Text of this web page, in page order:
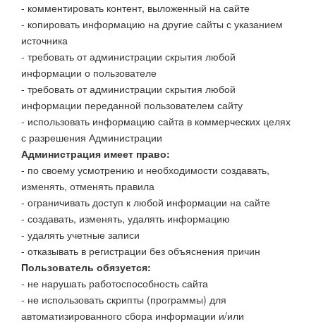
- комментировать контент, выложенный на сайте
- копировать информацию на другие сайты с указанием
источника
- требовать от администрации скрытия любой
информации о пользователе
- требовать от администрации скрытия любой
информации переданной пользователем сайту
- использовать информацию сайта в коммерческих целях
с разрешения Администрации
Администрация имеет право:
- по своему усмотрению и необходимости создавать,
изменять, отменять правила
- ограничивать доступ к любой информации на сайте
- создавать, изменять, удалять информацию
- удалять учетные записи
- отказывать в регистрации без объяснения причин
Пользователь обязуется:
- не нарушать работоспособность сайта
- не использовать скрипты (программы) для
автоматизированного сбора информации и/или